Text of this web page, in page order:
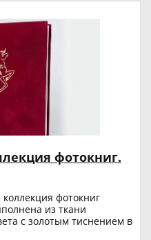
фотокниг.
фотокниг
из ткани
с золотым тиснением в